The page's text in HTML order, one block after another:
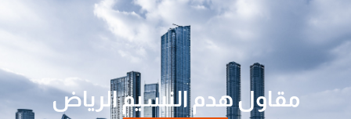
مقاول هدم النسيم الرياض